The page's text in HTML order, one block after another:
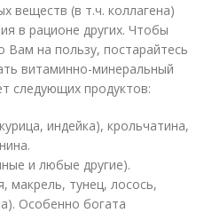
веществ (в т.ч. коллагена)
в рационе других. Чтобы
Вам на пользу, постарайтесь
витаминно-минеральный
следующих продуктов:
индейка), крольчатина,
и любые другие).
макрель, тунец, лосось,
Особенно богата